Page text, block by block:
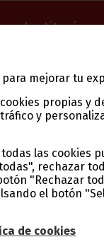
para mejorar tu
propias y
y
las cookies
rechazar
"Rechazar
el botón
de cookies
e
de Guinea
de